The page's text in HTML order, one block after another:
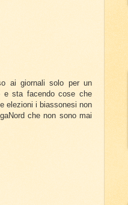
ai giornali solo per un
e sta facendo cose che
elezioni i biassonesi non
che non sono mai